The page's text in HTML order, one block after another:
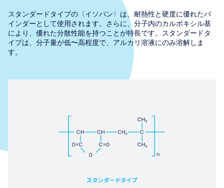
スタンダードタイプの〈イソバン〉は、耐熱性と硬度に優れたバ
インダーとして使用されます。さらに、分子内のカルボキシル基
により、優れた分散性能を持つことが特長です。スタンダードタ
イプは、分子量が低〜高程度で、アルカリ溶液にのみ溶解しま
す。